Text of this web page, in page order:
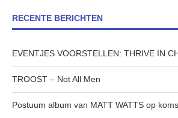
RECENTE BERICHTEN
EVENTJES VOORSTELLEN: THRIVE IN
TROOST – Not All Men
Postuum album van MATT WATTS op